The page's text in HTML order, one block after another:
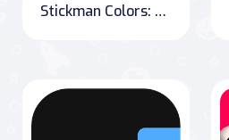
Stickman Colors: The Rush Collection